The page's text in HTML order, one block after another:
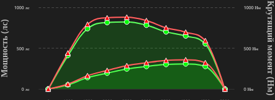
(лс)
0 лс
500 лс
1000 лс
0 Нм
500 Нм
1000 Нм